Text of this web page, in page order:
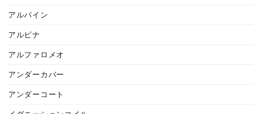
アルパイン
アルピナ
アルファロメオ
アンダーカバー
アンダーコート